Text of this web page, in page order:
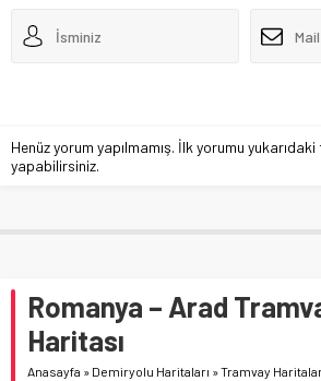
Henüz yorum yapılmamış. İlk yorumu yukarıdaki
yapabilirsiniz.
Romanya – Arad
Haritası
Anasayfa » Demiryolu Haritaları »Tramvay